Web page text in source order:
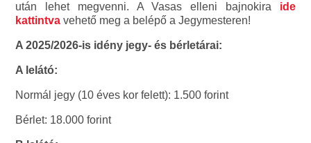
után lehet megvenni. A Vasas elleni bajnokira ide
kattintva vehető meg a belépő a Jegymesteren!
A 2025/2026-is idény jegy- és bérletárai:
A lelátó:
Normál jegy (10 éves kor felett): 1.500 forint
Bérlet: 18.000 forint